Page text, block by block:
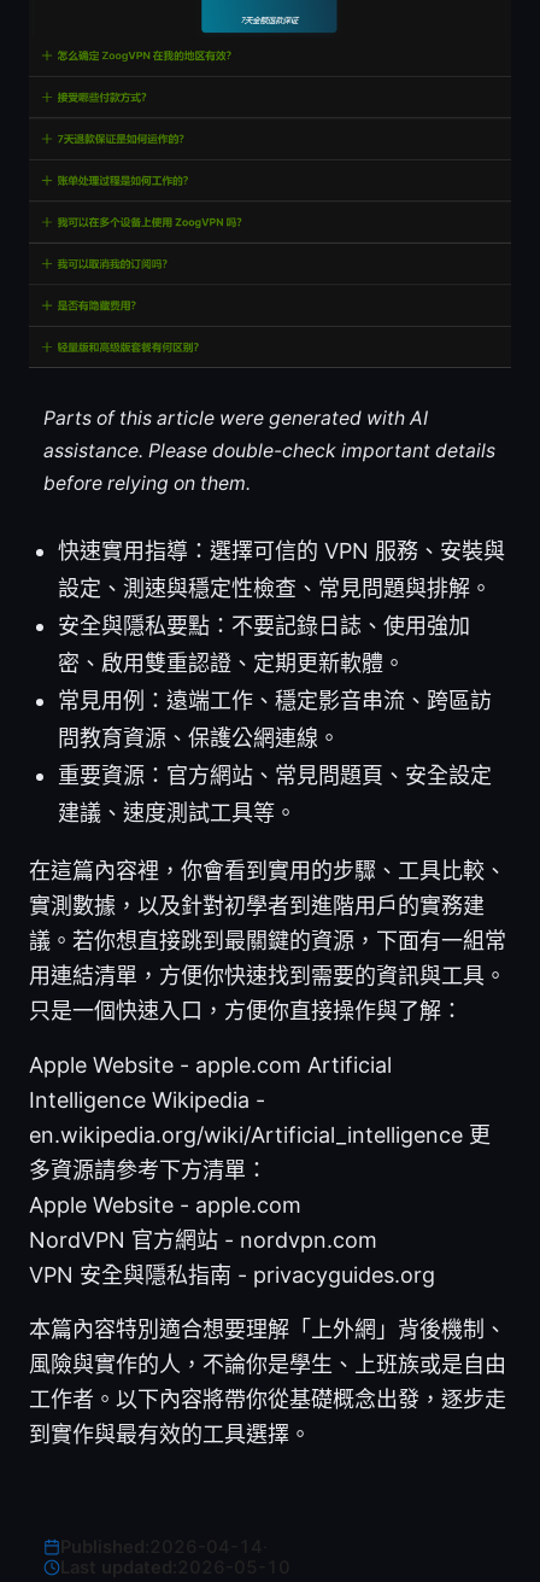
Parts of this article were generated with AI
assistance. Please double-check important details
before relying on them.
快速實用指導：選擇可信的 VPN 服務、安裝與
設定、測速與穩定性檢查、常見問題與排解。
安全與隱私要點：不要記錄日誌、使用強加
密、啟用雙重認證、定期更新軟體。
常見用例：遠端工作、穩定影音串流、跨區訪
問教育資源、保護公網連線。
重要資源：官方網站、常見問題頁、安全設定
建議、速度測試工具等。
在這篇內容裡，你會看到實用的步驟、工具比較、
實測數據，以及針對初學者到進階用戶的實務建
議。若你想直接跳到最關鍵的資源，下面有一組常
用連結清單，方便你快速找到需要的資訊與工具。
只是一個快速入口，方便你直接操作與了解：
Apple Website - apple.com Artificial
Intelligence Wikipedia -
en.wikipedia.org/wiki/Artificial_intelligence 更
多資源請參考下方清單：
Apple Website - apple.com
NordVPN 官方網站 - nordvpn.com
VPN 安全與隱私指南 - privacyguides.org
本篇內容特別適合想要理解「上外網」背後機制、
風險與實作的人，不論你是學生、上班族或是自由
工作者。以下內容將帶你從基礎概念出發，逐步走
到實作與最有效的工具選擇。
Last updated: